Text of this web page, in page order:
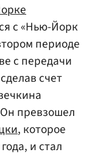
с «Нью-Йорк
периоде
с передачи
счет
превзошел
, которое
и стал